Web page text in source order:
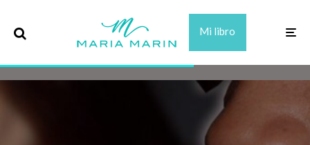
Mi libro